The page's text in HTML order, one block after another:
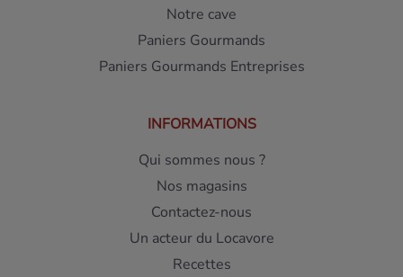
Notre cave
Paniers Gourmands
Paniers Gourmands Entreprises
INFORMATIONS
Qui sommes nous ?
Nos magasins
Contactez-nous
Un acteur du Locavore
Recettes